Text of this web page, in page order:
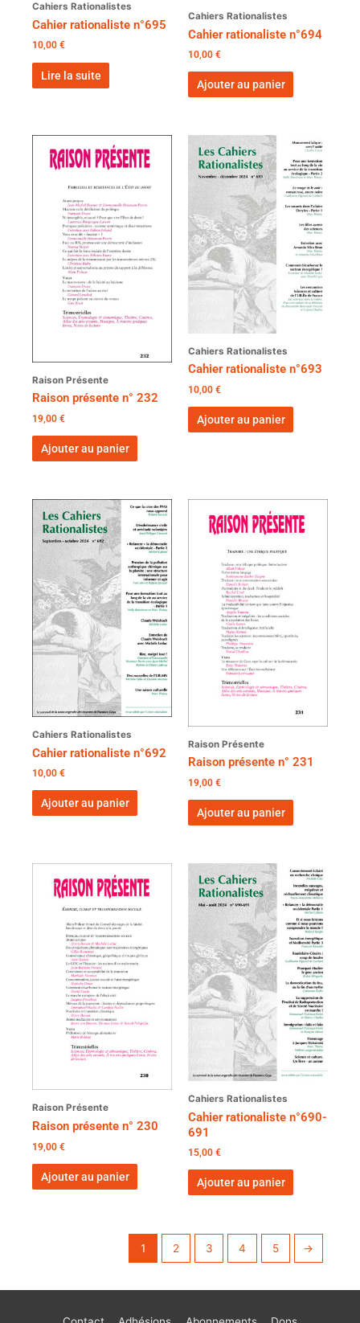
Cahiers Rationalistes
Cahier rationaliste n°695
10,00 €
Lire la suite
Cahiers Rationalistes
Cahier rationaliste n°694
10,00 €
Ajouter au panier
Raison Présente
Raison présente n° 232
19,00 €
Ajouter au panier
Cahiers Rationalistes
Cahier rationaliste n°693
10,00 €
Ajouter au panier
Cahiers Rationalistes
Cahier rationaliste n°692
10,00 €
Ajouter au panier
Raison Présente
Raison présente n° 231
19,00 €
Ajouter au panier
Raison Présente
Raison présente n° 230
19,00 €
Ajouter au panier
Cahiers Rationalistes
Cahier rationaliste n°690-
691
15,00 €
Ajouter au panier
1 2 3 4 5 →